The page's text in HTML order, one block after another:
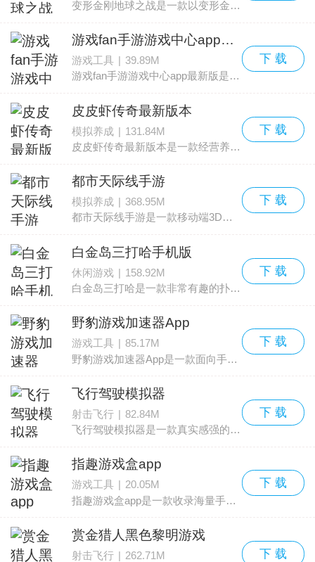
变形金刚地球之战是一款以变形金刚IP为核心的策略塔防对战类手游，采用3D建模营造浓厚的科幻战场氛围，收录了百余名经典角色。玩家可在汽车人与霸天虎两大阵营中做出选择，并通过
游戏fan手游游戏中心app最新版
游戏工具 | 39.89M
游戏fan手游游戏中心app最新版是一款为手游玩家打造的游戏中心软件，原名BUFF手游。平台整合了九游、百度、360、联想等多家知名渠道的优质资源，并在BUFF的基础上完成了升级。
下 载
皮皮虾传奇最新版本
模拟养成 | 131.84M
皮皮虾传奇最新版本是一款经营养成类手游，画风偏向幽默卡通，剧情采用魔性搞笑的叙事风格，带来别样的游戏体验。这个设定让玩家在每次游玩时都能遇到惊喜与笑料，吸引了大量玩家关
下 载
都市天际线手游
模拟养成 | 368.95M
都市天际线手游是一款移动端3D城市建造模拟游戏，也叫城市天际线。游戏完整复刻了PC版核心玩法与深度模拟系统，并加入了新的玩法元素，主打高自由度的城建、真实的交通流动与动态
下 载
白金岛三打哈手机版
休闲游戏 | 158.92M
白金岛三打哈是一款非常有趣的扑克牌类玩法，起源于湖南，和升级、拖拉机有相似之处，但对局变化更多、更讲策略。这款玩法使用两副牌，采用1V3的四人对抗模式。有些地区称作“三打
下 载
野豹游戏加速器App
游戏工具 | 85.17M
野豹游戏加速器App是一款面向手游玩家的专业加速工具，能有效解决游戏中遇到的延迟、丢包、卡顿、掉线和登录困难等网络问题。软件对王者荣耀国际服、PUBGM、暗区突围、使命召
下 载
飞行驾驶模拟器
射击飞行 | 82.84M
飞行驾驶模拟器是一款真实感强的模拟飞行手机游戏，玩家将扮演职业飞行员控制飞机，目标是在各个关卡中尽可能飞得更高，完成任务后可获得丰厚奖励。游戏里可以挑选不同飞机和关卡
下 载
指趣游戏盒app
游戏工具 | 20.05M
指趣游戏盒app是一款收录海量手游资源的辅助游戏平台，界面清爽直观，分类细致，方便用户迅速找到心仪的作品。平台覆盖的游戏类型丰富，包含网游、单机、新游等多种分类，几乎所有热
下 载
赏金猎人黑色黎明游戏
射击飞行 | 262.71M
下 载